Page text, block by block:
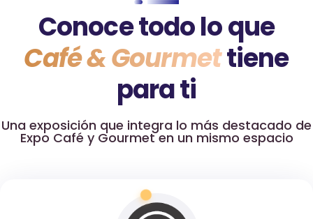
Conoce todo lo que
Café & Gourmettiene
para ti
Una exposición que integra lo más destacado de
Expo Café y Gourmet en un mismo espacio